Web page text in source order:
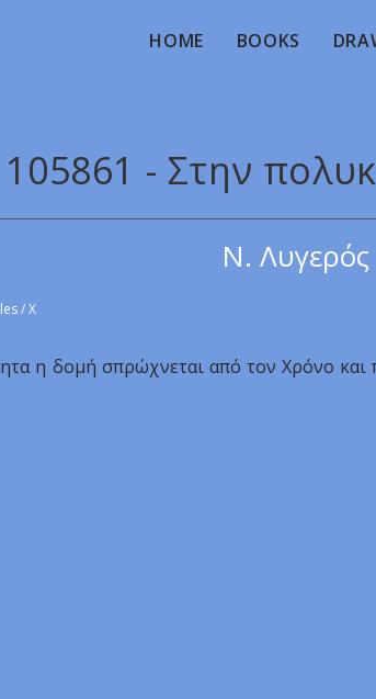
HOME BOOKS
105861 - Στην
Ν. Λυγερός
/X
η δομή σπρώχνεται από τον Χρόνο και